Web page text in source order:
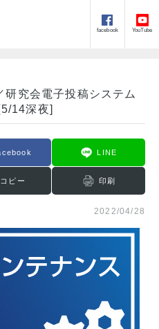
facebook YouTube
究会電子投稿システム
14深夜]
LINE
コピー 印刷
2022/04/28